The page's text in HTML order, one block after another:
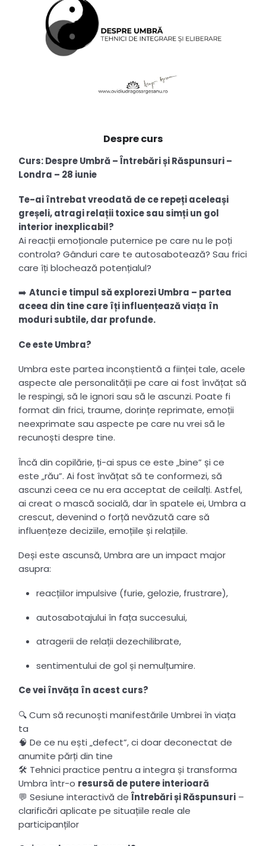
Despre curs
Curs: Despre Umbră – Întrebări și Răspunsuri –
Londra – 28 iunie
Te-ai întrebat vreodată de ce repeți aceleași
greșeli, atragi relații toxice sau simți un gol
interior inexplicabil?
Ai reacții emoționale puternice pe care nu le poți
controla? Gânduri care te autosabotează? Sau frici
care îți blochează potențialul?
➡️Atunci e timpul să explorezi Umbra – partea
aceea din tine care îți influențează viața în
moduri subtile, dar profunde.
Ce este Umbra?
Umbra este partea inconștientă a ființei tale, acele
aspecte ale personalității pe care ai fost învățat să
le respingi, să le ignori sau să le ascunzi. Poate fi
format din frici, traume, dorințe reprimate, emoții
neexprimate sau aspecte pe care nu vrei să le
recunoști despre tine.
Încă din copilărie, ți-ai spus ce este „bine” și ce
este „rău”. Ai fost învățat să te conformezi, să
ascunzi ceea ce nu era acceptat de ceilalți. Astfel,
ai creat o mască socială, dar în spatele ei, Umbra a
crescut, devenind o forță nevăzută care să
influențeze deciziile, emoțiile și relațiile.
Deși este ascunsă, Umbra are un impact major
asupra:
reacțiilor impulsive (furie, gelozie, frustrare),
autosabotajului în fața succesului,
atragerii de relații dezechilibrate,
sentimentului de gol și nemulțumire.
Ce vei învăța în acest curs?
🔍 Cum să recunoști manifestările Umbrei în viața
ta
🧠 De ce nu ești „defect”, ci doar deconectat de
anumite părți din tine
🛠 Tehnici practice pentru a integra și transforma
Umbra într-o resursă de putere interioară
💬 Sesiune interactivă deÎntrebări și Răspunsuri –
clarificări aplicate pe situațiile reale ale
participanților